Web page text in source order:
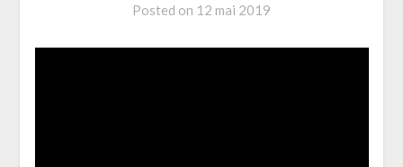
Posted on 12 mai 2019